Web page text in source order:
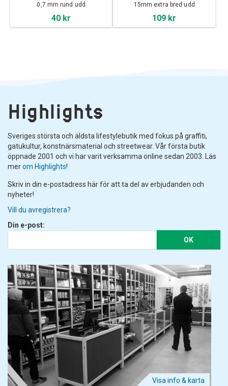
0,7 mm rund udd
40 kr
15mm extra bred udd
109 kr
Highlights
Sveriges största och äldsta lifestylebutik med fokus på graffiti,
gatukultur, konstnärsmaterial och streetwear. Vår första butik
öppnade 2001 och vi har varit verksamma online sedan 2003. Läs
merom Highlights!
Skriv in din e-postadress här för att ta del av erbjudanden och
nyheter!
Vill du avregistrera?
Din e-post:
OK
Visa info & karta